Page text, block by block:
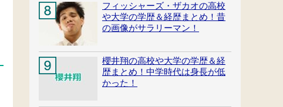
フィッシャーズ・ザカオの高校
や大学の学歴＆経歴まとめ！昔
の画像がサラリーマン！
櫻井翔の高校や大学の学歴＆経
歴まとめ！中学時代は身長が低
かった！